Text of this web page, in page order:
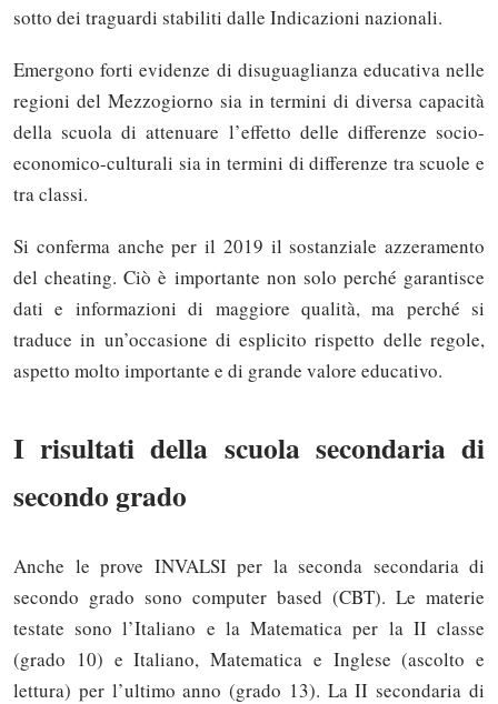
sotto dei traguardi stabiliti dalle Indicazioni nazionali.
Emergono forti evidenze di disuguaglianza educativa nelle
regioni del Mezzogiorno sia in termini di diversa capacità
della scuola di attenuare l’effetto delle differenze socio-
economico-culturali sia in termini di differenze tra scuole e
tra classi.
Si conferma anche per il 2019 il sostanziale azzeramento
del cheating. Ciò è importante non solo perché garantisce
dati e informazioni di maggiore qualità, ma perché si
traduce in un’occasione di esplicito rispetto delle regole,
aspetto molto importante e di grande valore educativo.
I risultati della scuola secondaria di
secondo grado
Anche le prove INVALSI per la seconda secondaria di
secondo grado sono computer based (CBT). Le materie
testate sono l’Italiano e la Matematica per la II classe
(grado 10) e Italiano, Matematica e Inglese (ascolto e
lettura) per l’ultimo anno (grado 13). La II secondaria di